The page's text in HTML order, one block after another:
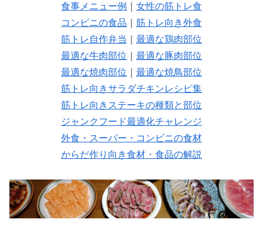
食事メニュー例
女性の筋トレ食
コンビニの食品
筋トレ向き外食
筋トレ自作弁当
最適な鶏肉部位
最適な牛肉部位
最適な豚肉部位
最適な焼肉部位
最適な焼鳥部位
筋トレ向きサラダチキンレシピ集
筋トレ向きステーキの種類と部位
ジャンクフード最適化チャレンジ
外食・スーパー・コンビニの食材
からだ作り向き食材・食品の解説